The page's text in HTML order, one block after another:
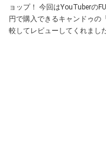
ョップ！ 今回はYouTuberの
円で購入できるキャンドゥの
較してレビューしてくれまし